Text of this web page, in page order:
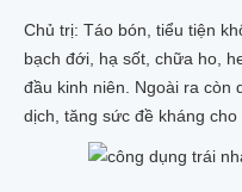
Chủ trị: Táo bón, tiểu tiện
bạch đới, hạ sốt, chữa ho,
đầu kinh niên. Ngoài ra còn
dịch, tăng sức đề kháng cho